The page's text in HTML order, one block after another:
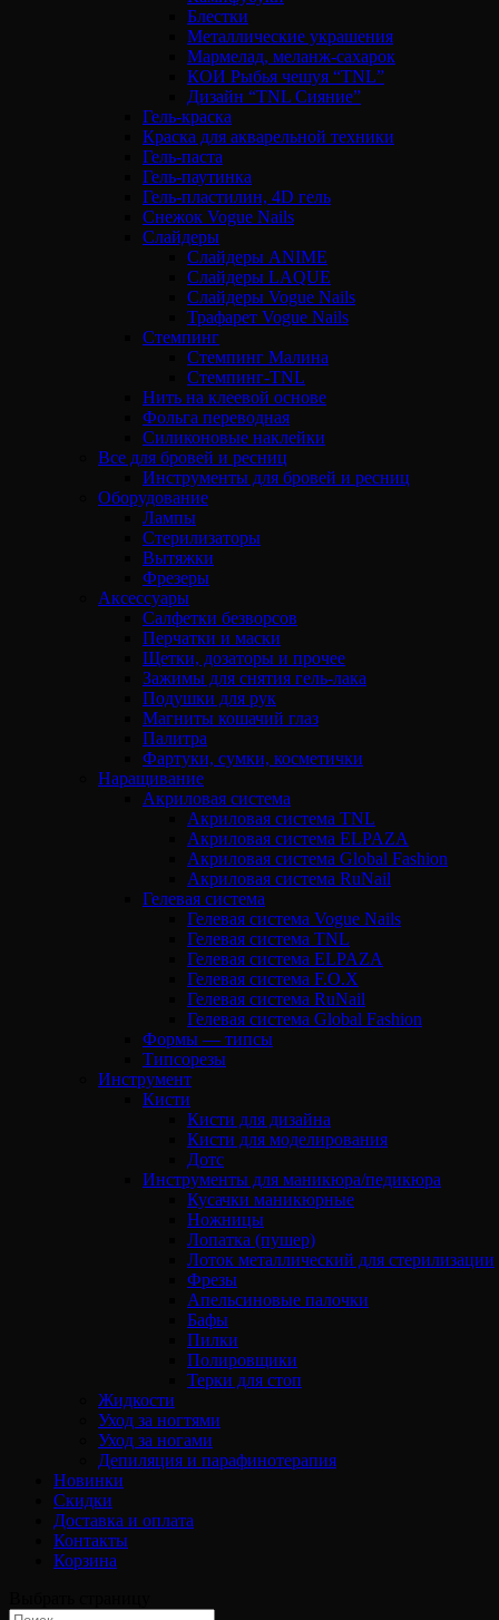
Блестки
Металлические украшения
Мармелад, меланж-сахарок
КОИ Рыбья чешуя “TNL”
Дизайн “TNL Сияние”
Гель-краска
Краска для акварельной техники
Гель-паста
Гель-паутинка
Гель-пластилин, 4D гель
Снежок Vogue Nails
Слайдеры
Слайдеры ANIME
Слайдеры LAQUE
Слайдеры Vogue Nails
Трафарет Vogue Nails
Стемпинг
Стемпинг Малина
Стемпинг-TNL
Нить на клеевой основе
Фольга переводная
Силиконовые наклейки
Все для бровей и ресниц
Инструменты для бровей и ресниц
Оборудование
Лампы
Стерилизаторы
Вытяжки
Фрезеры
Аксессуары
Салфетки безворсов
Перчатки и маски
Щетки, дозаторы и прочее
Зажимы для снятия гель-лака
Подушки для рук
Магниты кошачий глаз
Палитра
Фартуки, сумки, косметички
Наращивание
Акриловая система
Акриловая система TNL
Акриловая система ELPAZA
Акриловая система Global Fashion
Акриловая система RuNail
Гелевая система
Гелевая система Vogue Nails
Гелевая система TNL
Гелевая система ELPAZA
Гелевая система F.O.X
Гелевая система RuNail
Гелевая система Global Fashion
Формы — типсы
Типсорезы
Инструмент
Кисти
Кисти для дизайна
Кисти для моделирования
Дотс
Инструменты для маникюра/педикюра
Кусачки маникюрные
Ножницы
Лопатка (пушер)
Лоток металлический для стерилизации
Фрезы
Апельсиновые палочки
Бафы
Пилки
Полировщики
Терки для стоп
Жидкости
Уход за ногтями
Уход за ногами
Депиляция и парафинотерапия
Новинки
Скидки
Доставка и оплата
Контакты
Корзина